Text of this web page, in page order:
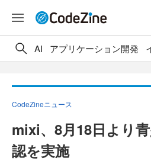
AI アプリケーション開発
CodeZineニュース
mixi、8月18日より
認を実施